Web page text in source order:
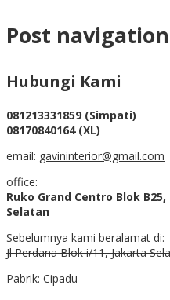
Post navigation
Hubungi Kami
081213331859 (Simpati)
08170840164 (XL)
email: gavininterior@gmail.com
office:
Ruko Grand Centro Blok
Selatan
Sebelumnya kami beralamat di:
Jl Perdana Blok i/11, Jakarta
Pabrik: Cipadu